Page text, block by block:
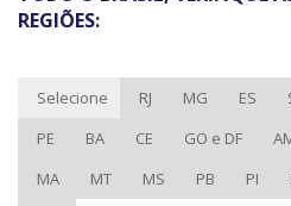
ABRAÇADEIRA DE NYLON PARA LACRE
ABRAÇADEIRA PLÁSTICA PREÇO
CALHA DE PVC PARA FIO
CALHA DE PVC PREÇO
REGIÕES:
Selecione RJ MG ES
PE
BA CE GO e DF
MA
MT MS PB PI